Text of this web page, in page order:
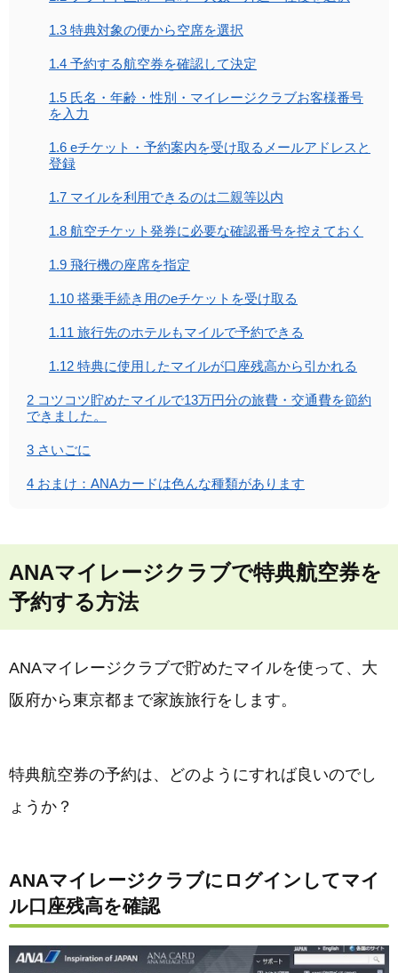
1.3 特典対象の便から空席を選択
1.4 予約する航空券を確認して決定
1.5 氏名・年齢・性別・マイレージクラブお客様番号
を入力
1.6 eチケット・予約案内を受け取るメールアドレスと
登録
1.7 マイルを利用できるのは二親等以内
1.8 航空チケット発券に必要な確認番号を控えておく
1.9 飛行機の座席を指定
1.10 搭乗手続き用のeチケットを受け取る
1.11 旅行先のホテルもマイルで予約できる
1.12 特典に使用したマイルが口座残高から引かれる
2 コツコツ貯めたマイルで13万円分の旅費・交通費を節約
できました。
3 さいごに
4 おまけ：ANAカードは色んな種類があります
ANAマイレージクラブで特典航空券を
予約する方法
ANAマイレージクラブで貯めたマイルを使って、大
阪府から東京都まで家族旅行をします。
特典航空券の予約は、どのようにすれば良いのでし
ょうか？
ANAマイレージクラブにログインしてマイ
ル口座残高を確認